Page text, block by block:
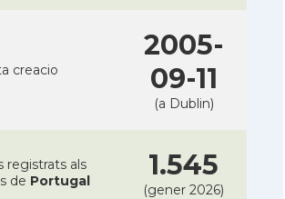
creacio
2005-
09-11
(a Dublin)
registrats als
de Portugal 1.545
(gener 2026)